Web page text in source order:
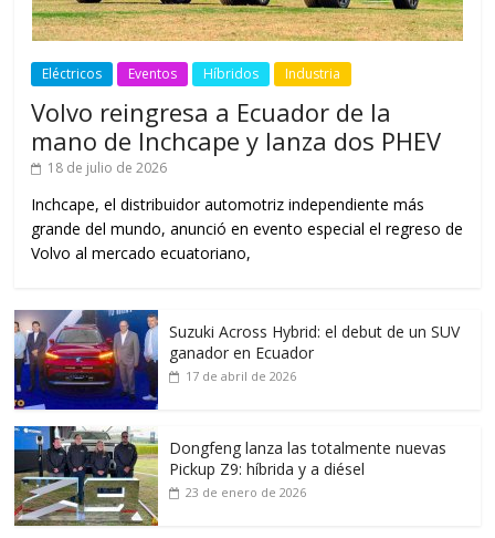
Eléctricos Eventos Híbridos Industria
Volvo reingresa a Ecuador de la
mano de Inchcape y lanza dos PHEV
18 de julio de 2026
Inchcape, el distribuidor automotriz independiente más
grande del mundo, anunció en evento especial el regreso de
Volvo al mercado ecuatoriano,
Suzuki Across Hybrid: el debut de un SUV
ganador en Ecuador
17 de abril de 2026
Dongfeng lanza las totalmente nuevas
Pickup Z9: híbrida y a diésel
23 de enero de 2026